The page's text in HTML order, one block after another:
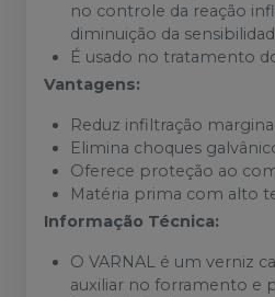
no controle da reação
diminuição da
É usado no tratamento
Vantagens:
Reduz infiltração
Elimina choques
Oferece proteção ao
Matéria prima com alto
Informação Técnica:
O VARNAL é um verniz
auxiliar no forramento e